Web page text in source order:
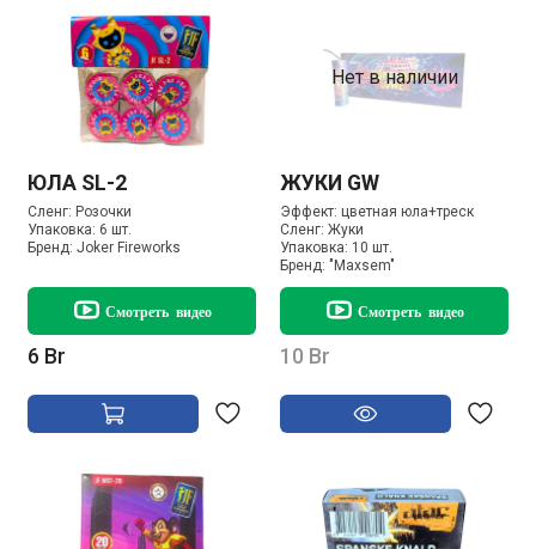
ЮЛА SL-2
Сленг: Розочки
Упаковка: 6 шт.
Бренд: Joker Fireworks
Смотреть видео
6 Br
Нет в наличии
ЖУКИ GW
Эффект: цветная юла+треск
Сленг: Жуки
Упаковка: 10 шт.
Бренд: "Maxsem"
Смотреть видео
10 Br